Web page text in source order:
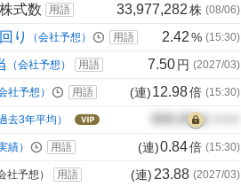
式数 用語 33,977,282株 (08/06)
り （会社予想） 用語 2.42% (15:30)
（会社予想） 用語 7.50円 (2027/03)
社予想） 用語 (連)12.98倍 (15:30)
過去3年平均） 000.00倍
績） 用語 (連)0.84倍 (15:30)
社予想） 用語 (連) 23.88 (2027/03)